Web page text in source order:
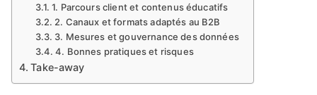
1. Parcours client et contenus éducatifs
2. Canaux et formats adaptés au B2B
3. Mesures et gouvernance des données
4. Bonnes pratiques et risques
Take-away